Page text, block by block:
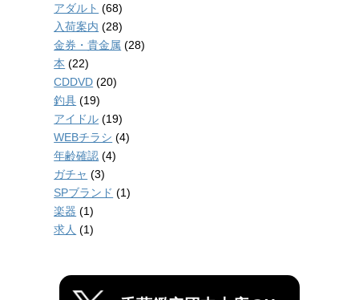
アダルト (68)
入荷案内 (28)
金券・貴金属 (28)
本 (22)
CDDVD (20)
釣具 (19)
アイドル (19)
WEBチラシ (4)
年齢確認 (4)
ガチャ (3)
SPブランド (1)
楽器 (1)
求人 (1)